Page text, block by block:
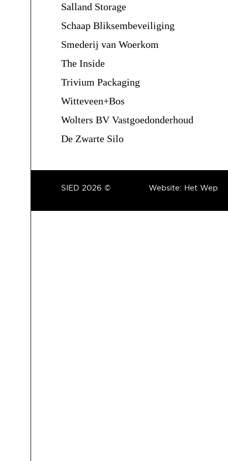
Salland Storage
Schaap Bliksembeveiliging
Smederij van Woerkom
The Inside
Trivium Packaging
Witteveen+Bos
Wolters BV Vastgoedonderhoud
De Zwarte Silo
Website: Het Wep
SIED 2026 ©